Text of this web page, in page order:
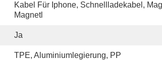
Kabel Für Iphone, Schnellladekabel,
Magnetl
Ja
TPE, Aluminiumlegierung, PP